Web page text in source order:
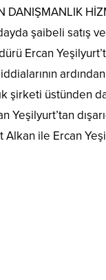
DANIŞMANLIK
şaibeli
Ercan
şirketi üstünden
Yeşilyurt’tan
Alkan ile Ercan